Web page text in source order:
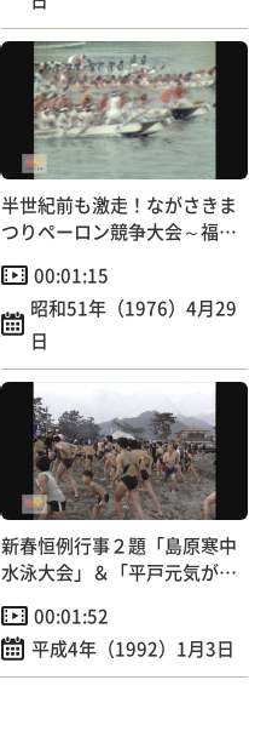
半世紀前も激走！ながさきま
つりペーロン競争大会～福田
00:01:15
昭和51年（1976）4月29
日
新春恒例行事２題「島原寒中
水泳大会」＆「平戸元気が出
00:01:52
平成4年（1992）1月3日